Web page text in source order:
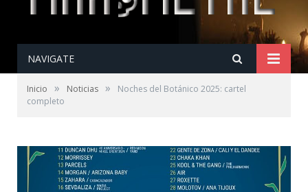
NAVIGATE
Inicio » Noticias »
Noches del Botánico 2025: cartel
completo